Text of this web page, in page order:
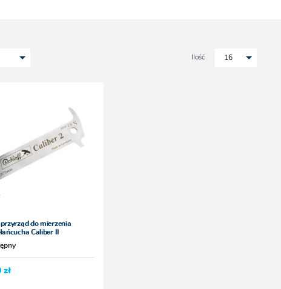
Ilość 16
do mierzenia
Caliber II
zł